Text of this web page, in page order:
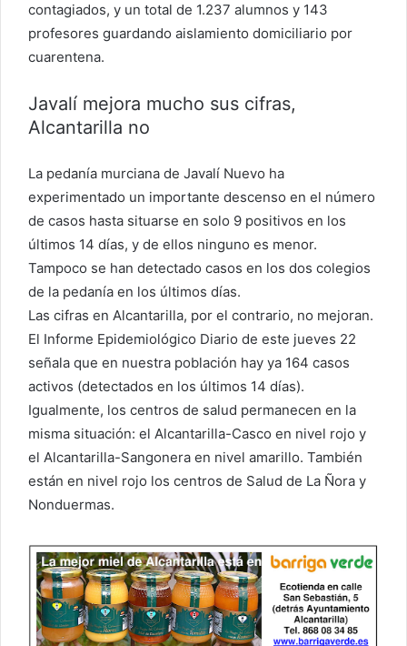
contagiados, y un total de 1.237 alumnos y 143
profesores guardando aislamiento domiciliario por
cuarentena.
Javalí mejora mucho sus cifras,
Alcantarilla no
La pedanía murciana de Javalí Nuevo ha
experimentado un importante descenso en el número
de casos hasta situarse en solo 9 positivos en los
últimos 14 días, y de ellos ninguno es menor.
Tampoco se han detectado casos en los dos colegios
de la pedanía en los últimos días.
Las cifras en Alcantarilla, por el contrario, no mejoran.
El Informe Epidemiológico Diario de este jueves 22
señala que en nuestra población hay ya 164 casos
activos (detectados en los últimos 14 días).
Igualmente, los centros de salud permanecen en la
misma situación: el Alcantarilla-Casco en nivel rojo y
el Alcantarilla-Sangonera en nivel amarillo. También
están en nivel rojo los centros de Salud de La Ñora y
Nonduermas.